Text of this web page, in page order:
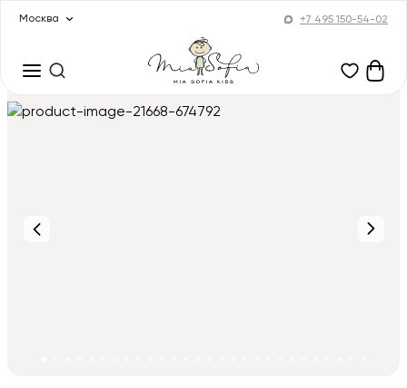
Москва +7 495 150-54-02